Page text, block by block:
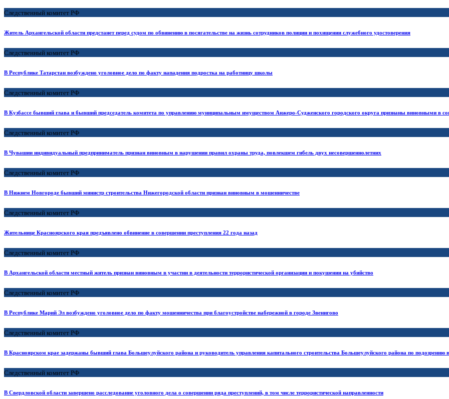
Следственный комитет РФ
Житель Архангельской области предстанет перед судом по обвинению в посягательстве на жизнь сотрудников полиции и похищении служебного удостоверения
Следственный комитет РФ
В Республике Татарстан возбуждено уголовное дело по факту нападения подростка на работницу школы
Следственный комитет РФ
В Кузбассе бывший глава и бывший председатель комитета по управлению муниципальным имуществом Анжеро-Судженского городского округа признаны виновными в
Следственный комитет РФ
В Чувашии индивидуальный предприниматель признан виновным в нарушении правил охраны труда, повлекшем гибель двух несовершеннолетних
Следственный комитет РФ
В Нижнем Новгороде бывший министр строительства Нижегородской области признан виновным в мошенничестве
Следственный комитет РФ
Жительнице Красноярского края предъявлено обвинение в совершении преступления 22 года назад
Следственный комитет РФ
В Архангельской области местный житель признан виновным в участии в деятельности террористической организации и покушении на убийство
Следственный комитет РФ
В Республике Марий Эл возбуждено уголовное дело по факту мошенничества при благоустройстве набережной в городе Звенигово
Следственный комитет РФ
В Красноярском крае задержаны бывший глава Большеулуйского района и руководитель управления капитального строительства Большеулуйского района по подозрению
Следственный комитет РФ
В Свердловской области завершено расследование уголовного дела о совершении ряда преступлений, в том числе террористической направленности